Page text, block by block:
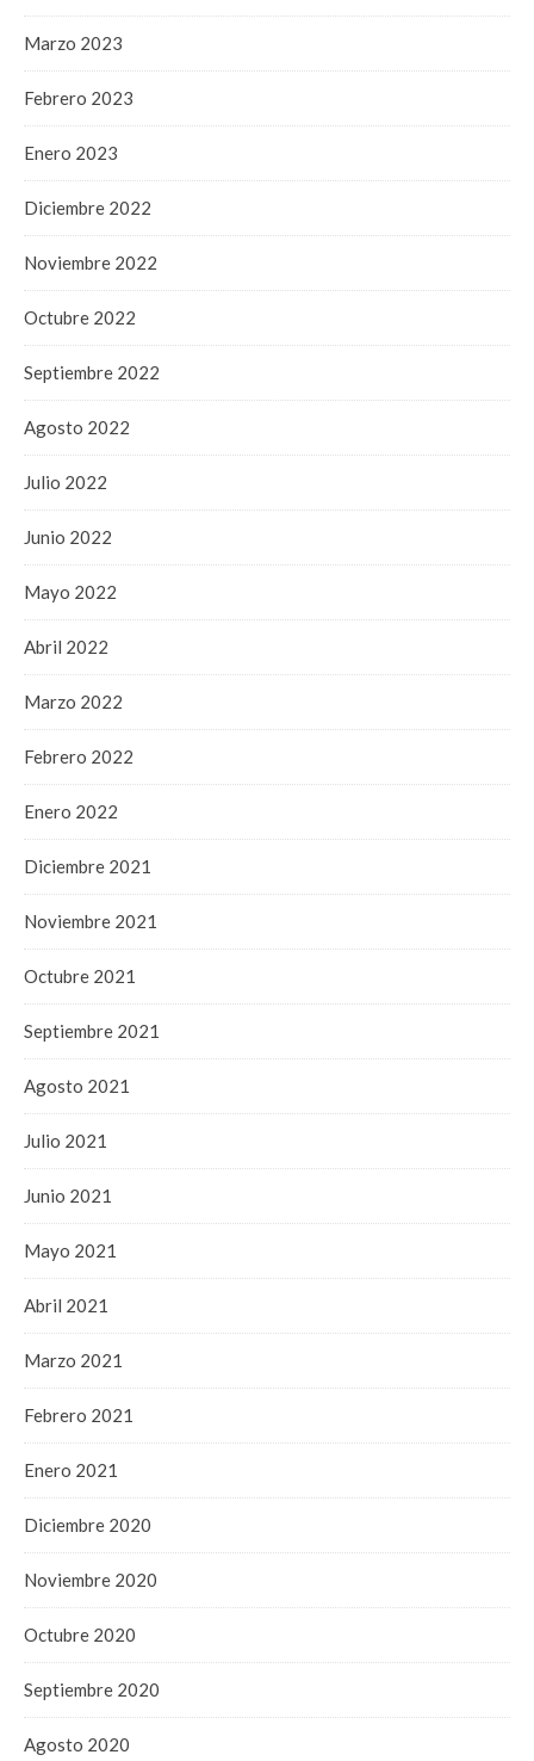
Marzo 2023
Febrero 2023
Enero 2023
Diciembre 2022
Noviembre 2022
Octubre 2022
Septiembre 2022
Agosto 2022
Julio 2022
Junio 2022
Mayo 2022
Abril 2022
Marzo 2022
Febrero 2022
Enero 2022
Diciembre 2021
Noviembre 2021
Octubre 2021
Septiembre 2021
Agosto 2021
Julio 2021
Junio 2021
Mayo 2021
Abril 2021
Marzo 2021
Febrero 2021
Enero 2021
Diciembre 2020
Noviembre 2020
Octubre 2020
Septiembre 2020
Agosto 2020